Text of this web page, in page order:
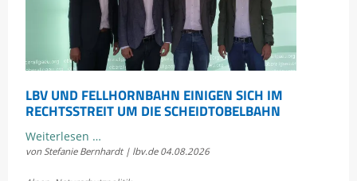
LBV UND FELLHORNBAHN EINIGEN SICH IM
RECHTSSTREIT UM DIE SCHEIDTOBELBAHN
Weiterlesen …LBV
und
von Stefanie Bernhardt | lbv.de 04.08.2026